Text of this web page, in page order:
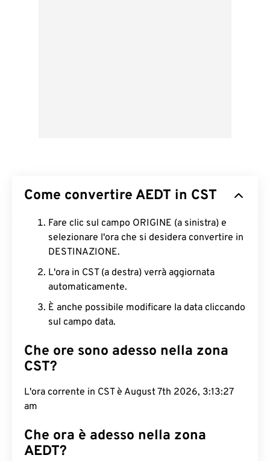
Come convertire AEDT in CST
Fare clic sul campo ORIGINE (a sinistra) e
selezionare l'ora che si desidera convertire in
DESTINAZIONE.
L'ora in CST (a destra) verrà aggiornata
automaticamente.
È anche possibile modificare la data cliccando
sul campo data.
Che ore sono adesso nella zona
CST?
L'ora corrente in CST è August 7th 2026, 3:13:28
am
Che ora è adesso nella zona
AEDT?